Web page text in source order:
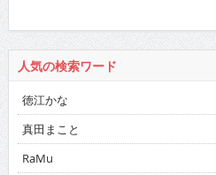
人気の検索ワード
徳江かな
真田まこと
RaMu